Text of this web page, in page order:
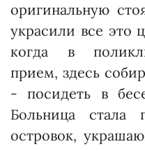
оригинальную
украсили все это
когда в
прием, здесь
- посидеть в
Больница стала
островок,